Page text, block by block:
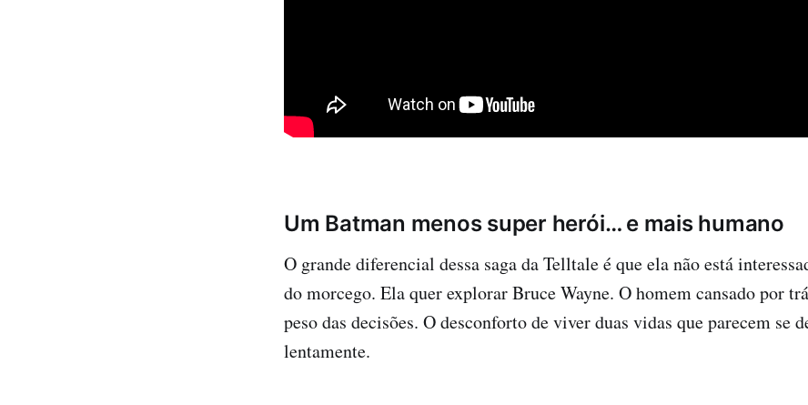
Um Batman menos super herói… e mais humano
O grande diferencial dessa saga da Telltale é que ela não está
do morcego. Ela quer explorar Bruce Wayne. O homem cansado por
peso das decisões. O desconforto de viver duas vidas que parecem se
lentamente.